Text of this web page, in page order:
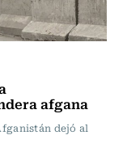
afgana
dejó al